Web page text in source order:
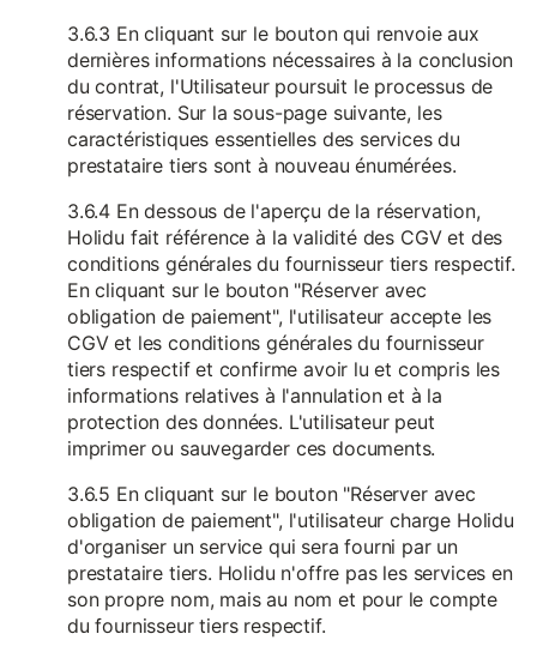
3.6.3 En cliquant sur le bouton qui renvoie aux
dernières informations nécessaires à la conclusion
du contrat, l'Utilisateur poursuit le processus de
réservation. Sur la sous-page suivante, les
caractéristiques essentielles des services du
prestataire tiers sont à nouveau énumérées.
3.6.4 En dessous de l'aperçu de la réservation,
Holidu fait référence à la validité des CGV et des
conditions générales du fournisseur tiers respectif.
En cliquant sur le bouton "Réserver avec
obligation de paiement", l'utilisateur accepte les
CGV et les conditions générales du fournisseur
tiers respectif et confirme avoir lu et compris les
informations relatives à l'annulation et à la
protection des données. L'utilisateur peut
imprimer ou sauvegarder ces documents.
3.6.5 En cliquant sur le bouton "Réserver avec
obligation de paiement", l'utilisateur charge Holidu
d'organiser un service qui sera fourni par un
prestataire tiers. Holidu n'offre pas les services en
son propre nom, mais au nom et pour le compte
du fournisseur tiers respectif.